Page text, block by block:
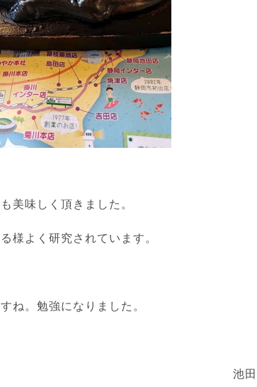
美味しく頂きました。
様よく研究されています。
ね。勉強になりました。
池田